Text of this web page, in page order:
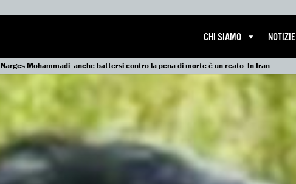
CHI SIAMO NOTIZIE
Narges Mohammadi: anche battersi contro la pena di morte è un reato. In Iran